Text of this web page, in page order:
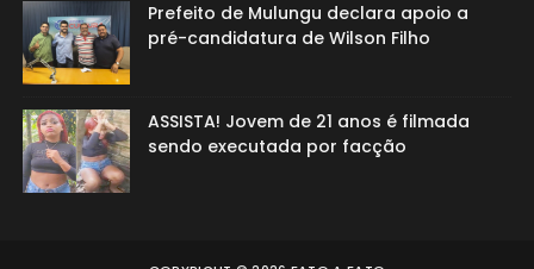
Prefeito de Mulungu declara apoio a
pré-candidatura de Wilson Filho
ASSISTA! Jovem de 21 anos é filmada
sendo executada por facção